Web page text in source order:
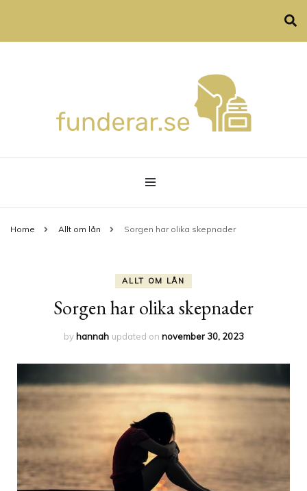
funderar.se
Home Allt om lån Sorgen har olika skepnader
ALLT OM LÅN
Sorgen har olika skepnader
by hannah updated on november 30, 2023